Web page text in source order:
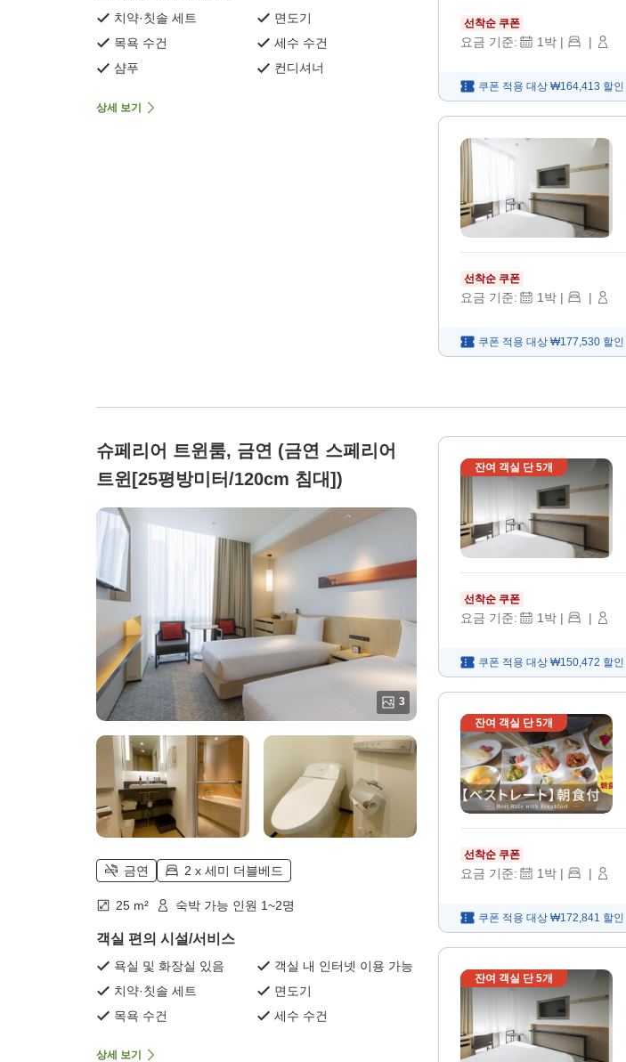
치약·칫솔 세트
면도기
목욕 수건
세수 수건
샴푸
컨디셔너
상세 보기
선착순 쿠폰
요금 기준: 1박 | |
쿠폰 적용 대상 ₩164,413 할인
선착순 쿠폰
요금 기준: 1박 | |
쿠폰 적용 대상 ₩177,530 할인
슈페리어 트윈룸, 금연 (금연 스페리어
트윈[25평방미터/120cm 침대])
3
금연 2 x 세미 더블베드
25 m² 숙박 가능 인원 1~2명
객실 편의 시설/서비스
욕실 및 화장실 있음
객실 내 인터넷 이용 가능
치약·칫솔 세트
면도기
목욕 수건
세수 수건
상세 보기
잔여 객실 단5개
선착순 쿠폰
요금 기준: 1박 | |
쿠폰 적용 대상 ₩150,472 할인
잔여 객실 단5개
선착순 쿠폰
요금 기준: 1박 | |
쿠폰 적용 대상 ₩172,841 할인
잔여 객실 단5개